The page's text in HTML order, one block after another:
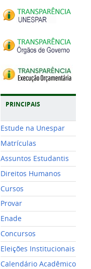
PRINCIPAIS
Estude na Unespar
Matrículas
Assuntos Estudantis
Direitos Humanos
Cursos
Provar
Enade
Concursos
Eleições Institucionais
Calendário Acadêmico